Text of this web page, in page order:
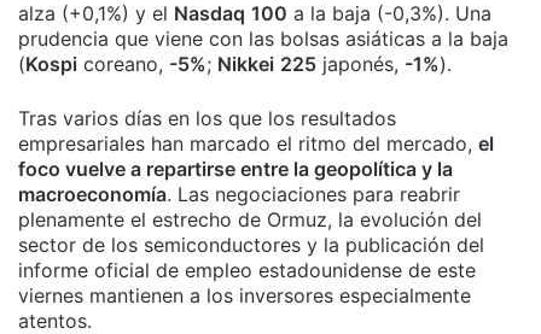
alza (+0,1%) y el Nasdaq 100 a la baja (-0,3%). Una
prudencia que viene con las bolsas asiáticas a la baja
(Kospi coreano, -5%; Nikkei 225 japonés, -1%).
Tras varios días en los que los resultados
empresariales han marcado el ritmo del mercado, el
foco vuelve a repartirse entre la geopolítica y la
macroeconomía. Las negociaciones para reabrir
plenamente el estrecho de Ormuz, la evolución del
sector de los semiconductores y la publicación del
informe oficial de empleo estadounidense de este
viernes mantienen a los inversores especialmente
atentos.